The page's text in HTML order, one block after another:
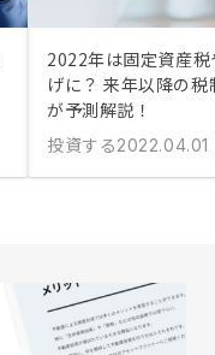
2022年は固定資産
げに？ 来年以降の
が予測解説！
投資する2022.04.01